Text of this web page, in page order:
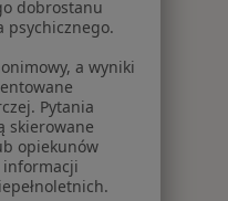
leczone
w Jeleniej Górze
Górze
dobrostanu
psychicznego.
a wyniki
Pytania
skierowane
opiekunów
informacji